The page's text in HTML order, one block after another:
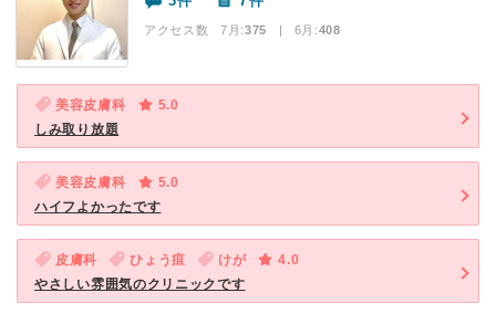
アクセス数 7月:375 | 6月:408
美容皮膚科
5.0
しみ取り放題
美容皮膚科
5.0
ハイフよかったです
皮膚科 ひょう疽 けが
4.0
やさしい雰囲気のクリニックです